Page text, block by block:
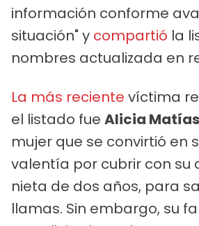
información conforme
situación" y compartió la
nombres actualizada en
La más reciente víctima
el listado fue Alicia
mujer que se convirtió en
valentía por cubrir con su
nieta de dos años, para
llamas. Sin embargo, su